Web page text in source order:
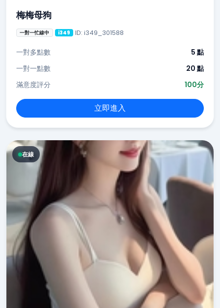
梅梅母狗
一對一忙線中 i349 ID: i349_301588
一對多點數
5 點
一對一點數
20 點
滿意度評分
100分
立即進入
在線